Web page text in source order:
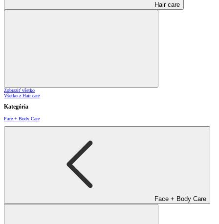
Hair care
Zobraziť všetko
Všetko z Hair care
Kategória
Face + Body Care
Face + Body Care